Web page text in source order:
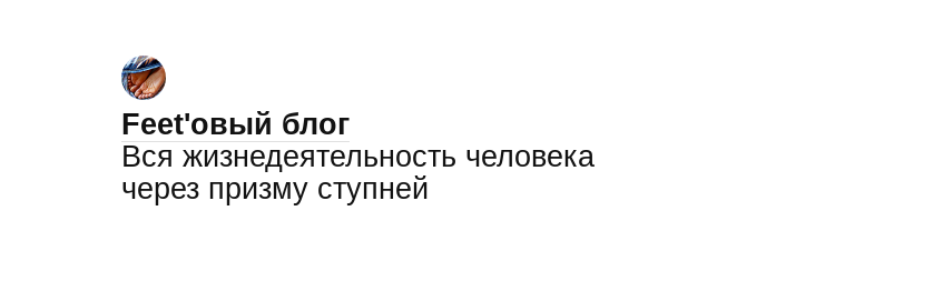
Feet'овый блог
Вся жизнедеятельность человека
через призму ступней